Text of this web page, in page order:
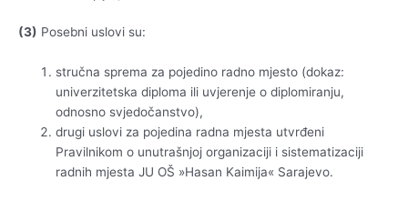
(3) Posebni uslovi su:
stručna sprema za pojedino radno mjesto (dokaz:
univerzitetska diploma ili uvjerenje o diplomiranju,
odnosno svjedočanstvo),
drugi uslovi za pojedina radna mjesta utvrđeni
Pravilnikom o unutrašnjoj organizaciji i sistematizaciji
radnih mjesta JU OŠ »Hasan Kaimija« Sarajevo.